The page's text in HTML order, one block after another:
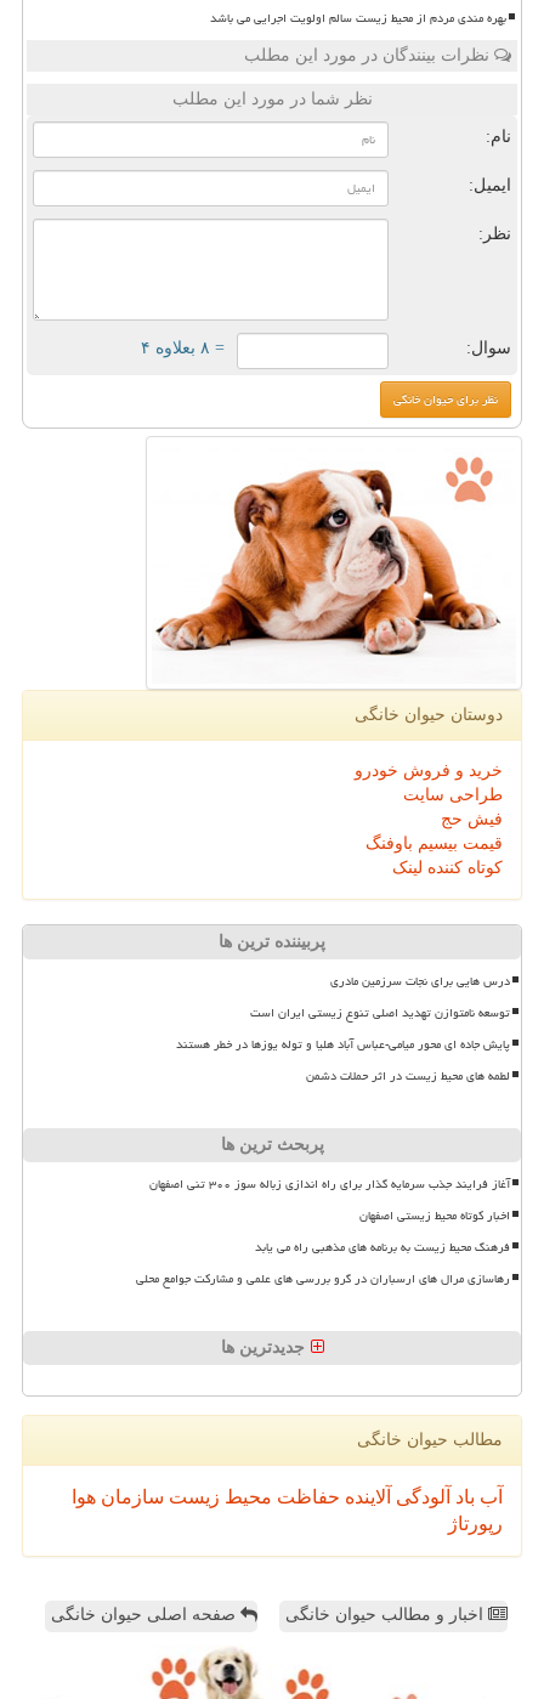
بهره مندی مردم از محیط زیست سالم اولویت اجرایی می باشد
نظرات بینندگان در مورد این مطلب
نظر شما در مورد این مطلب
نام:
ایمیل:
نظر:
سوال: = ۸ بعلاوه ۴
دوستان حیوان خانگی
خرید و فروش خودرو
طراحی سایت
فیش حج
قیمت بیسیم باوفنگ
کوتاه کننده لینک
پربیننده ترین ها
درس هایی برای نجات سرزمین مادری
توسعه نامتوازن تهدید اصلی تنوع زیستی ایران است
پایش جاده ای محور میامی-عباس آباد هلیا و توله یوزها در خطر هستند
لطمه های محیط زیست در اثر حملات دشمن
پربحث ترین ها
آغاز فرایند جذب سرمایه گذار برای راه اندازی زباله سوز ۳۰۰ تنی اصفهان
اخبار کوتاه محیط زیستی اصفهان
فرهنگ محیط زیست به برنامه های مذهبی راه می یابد
رهاسازی مرال های ارسباران در گرو بررسی های علمی و مشارکت جوامع محلی
جدیدترین ها
مطالب حیوان خانگی
آب باد آلودگی آلاینده حفاظت محیط زیست سازمان هوا
رپورتاژ
اخبار و مطالب حیوان خانگی صفحه اصلی حیوان خانگی